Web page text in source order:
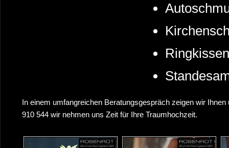
Ringkissen
In einem umfangreichen Beratungsgespräch zeigen wir
910 544 wir nehmen uns Zeit für Ihre Traumhochzeit.